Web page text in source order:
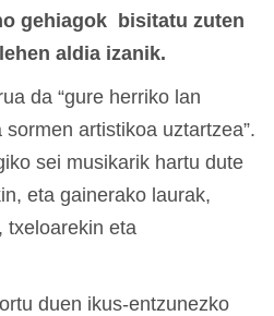
gehiagok bisitatu zuten
aldia izanik.
da “gure herriko lan
artistikoa uztartzea”.
sei musikarik hartu dute
eta gainerako laurak,
txeloarekin eta
duen ikus-entzunezko